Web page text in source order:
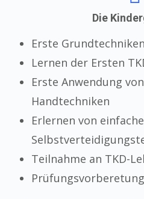
Die
Erste
Lernen der Ersten
Erste Anwendung
Handtechniken
Erlernen von
Teilnahme an TKD-